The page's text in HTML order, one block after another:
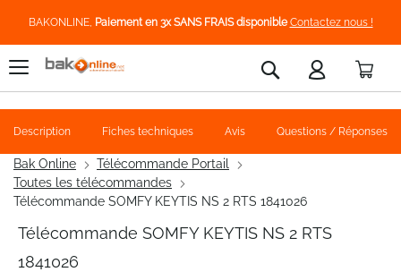
BAKONLINE, Paiement en 3x SANS FRAIS disponible Contactez nous !
Rechercher
Bak Online
Télécommande Portail
Toutes les télécommandes
Télécommande SOMFY KEYTIS NS 2 RTS 1841026
Télécommande SOMFY KEYTIS NS 2 RTS
1841026
Description Fiches techniques Avis Questions / Réponses